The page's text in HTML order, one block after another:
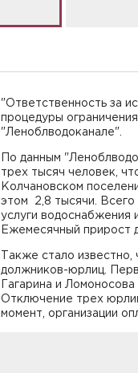
"Ответственность за
процедуры
"Леноблводоканале".
По данным
трех тысяч человек,
Колчановском
этом 2,8 тысячи. Всего
услуги водоснабжения
Ежемесячный прирост
Также стало
должников-юрлиц.
Гагарина и
Отключение трех
момент, организации